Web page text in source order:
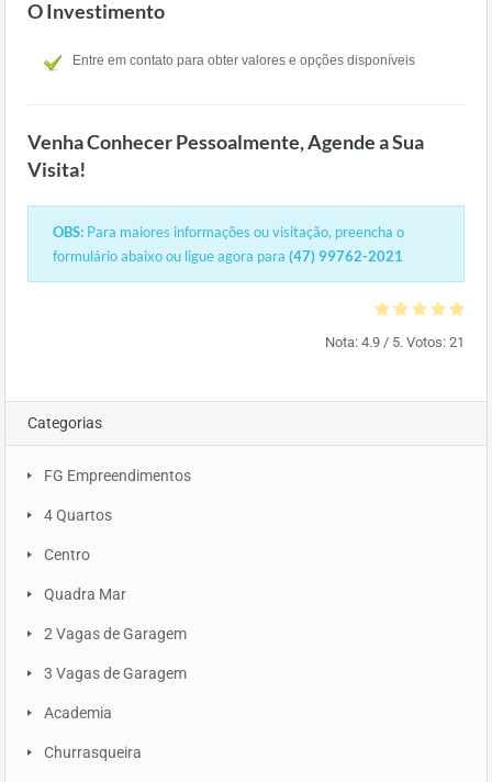
O Investimento
Entre em contato para obter valores e opções disponíveis
Venha Conhecer Pessoalmente, Agende a Sua
Visita!
OBS: Para maiores informações ou visitação, preencha o
formulário abaixo ou ligue agora para (47) 99762-2021
Nota: 4.9 / 5. Votos: 21
Categorias
FG Empreendimentos
4 Quartos
Centro
Quadra Mar
2 Vagas de Garagem
3 Vagas de Garagem
Academia
Churrasqueira